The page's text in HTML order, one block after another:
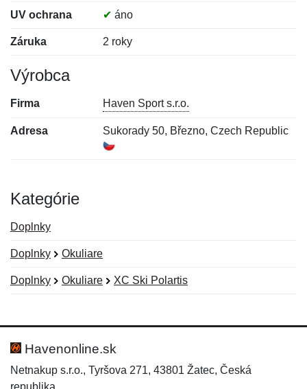
UV ochrana ✔ áno
Záruka 2 roky
Výrobca
Firma Haven Sport s.r.o.
Adresa Sukorady 50, Březno, Czech Republic
Kategórie
Doplnky
Doplnky Okuliare
Doplnky Okuliare XC Ski Polartis
Hodnotenie:
Meno:
Havenonline.sk
Netnakup s.r.o., Tyršova 271, 43801 Žatec, Česká
republika